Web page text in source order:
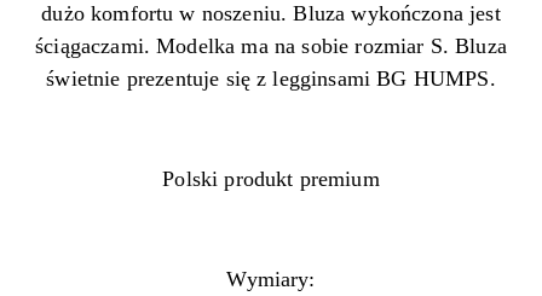
dużo komfortu w noszeniu. Bluza wykończona jest
ściągaczami. Modelka ma na sobie rozmiar S. Bluza
świetnie prezentuje się z legginsami BG HUMPS.
Polski produkt premium
Wymiary: